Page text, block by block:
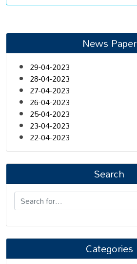
News Paper
29-04-2023
28-04-2023
27-04-2023
26-04-2023
25-04-2023
23-04-2023
22-04-2023
Search
Categories